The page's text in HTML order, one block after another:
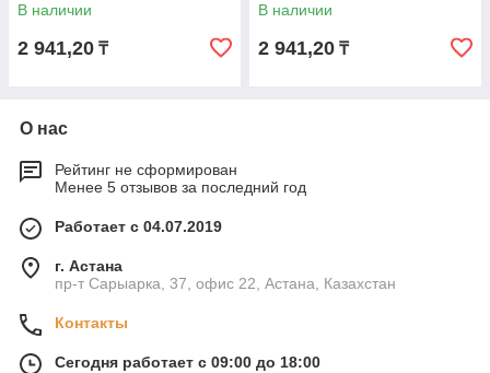
В наличии
2 941,20 ₸
В наличии
2 941,20 ₸
О нас
Рейтинг не сформирован
Менее 5 отзывов за последний год
Работает с 04.07.2019
г. Астана
пр-т Сарыарка, 37, офис 22, Астана, Казахстан
Контакты
Сегодня работает с 09:00 до 18:00